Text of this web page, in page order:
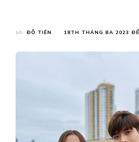
bởi ĐỖ TIÊN 18TH THÁNG BA 2023